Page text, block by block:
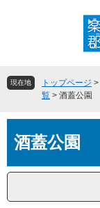
頭
飛
へ
現在地 トップページ >
覧 > 酒蓋公園
文酒蓋公園